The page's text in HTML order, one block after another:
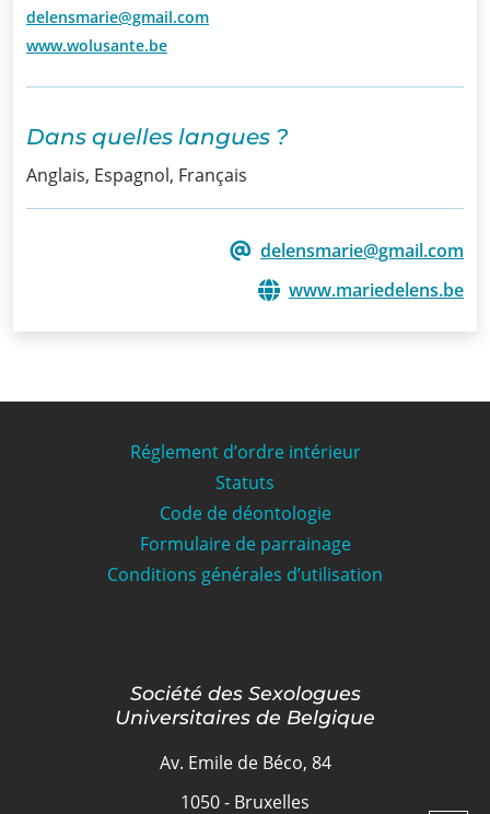
Formations
Stage
Prix
delensmarie@gmail.com
www.wolusante.be
Dans quelles langues ?
Anglais, Espagnol, Français
delensmarie@gmail.com
www.mariedelens.be
Réglement d’ordre intérieur
Statuts
Code de déontologie
Formulaire de parrainage
Conditions générales d’utilisation
Société des Sexologues
Universitaires de Belgique
Av. Emile de Béco, 84
1050 - Bruxelles